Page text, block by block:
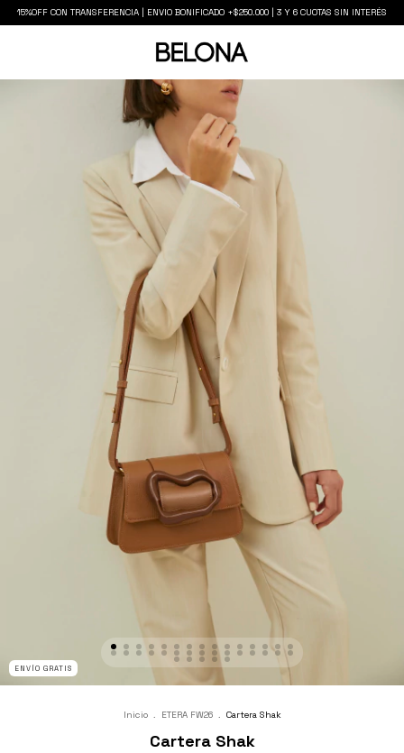
15%OFF CON TRANSFERENCIA | ENVIO BONIFICADO +$250.000 | 3 Y 6 CUOTAS SIN INTERÉS
ENVÍO GRATIS
Inicio . ETERA FW26 . Cartera Shak
Cartera Shak